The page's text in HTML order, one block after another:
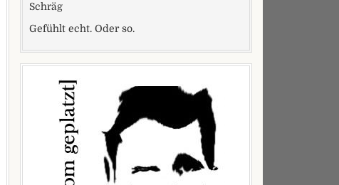
Schräg
Gefühlt echt. Oder so.